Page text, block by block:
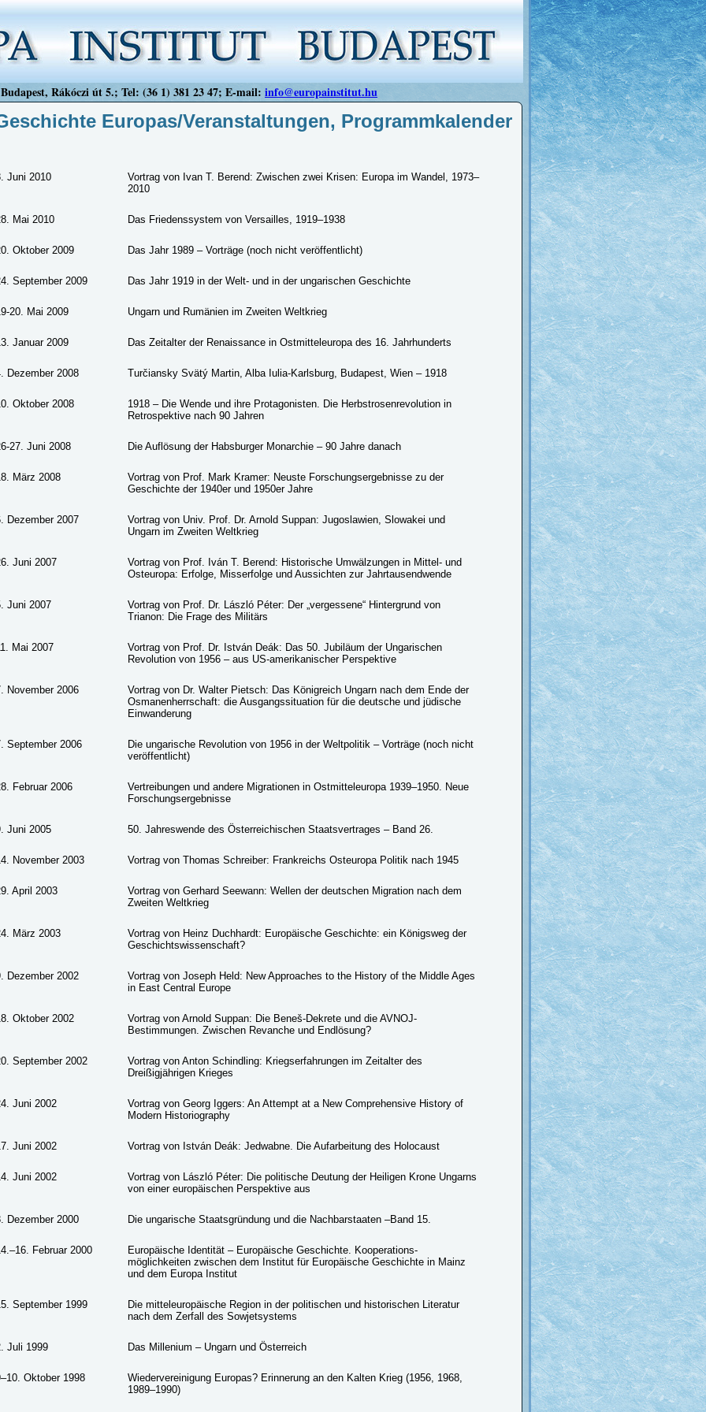
Rákóczi út 5.; Tel: (36 1) 381 23 47; E-mail: info@europainstitut.hu
Europas/Veranstaltungen, Programmkalender
Juni 2010
Vortrag von Ivan T. Berend: Zwischen zwei Krisen: Europa im Wandel, 1973–
2010
Mai 2010 Das Friedenssystem von Versailles, 1919–1938
Oktober 2009 Das Jahr 1989 – Vorträge (noch nicht veröffentlicht)
September 2009 Das Jahr 1919 in der Welt- und in der ungarischen Geschichte
20. Mai 2009 Ungarn und Rumänien im Zweiten Weltkrieg
Januar 2009 Das Zeitalter der Renaissance in Ostmitteleuropa des 16. Jahrhunderts
Dezember 2008 Turčiansky Svätý Martin, Alba Iulia-Karlsburg, Budapest, Wien – 1918
Oktober 2008
1918 – Die Wende und ihre Protagonisten. Die Herbstrosenrevolution in
Retrospektive nach 90 Jahren
27. Juni 2008 Die Auflösung der Habsburger Monarchie – 90 Jahre danach
März 2008
Vortrag von Prof. Mark Kramer: Neuste Forschungsergebnisse zu der
Geschichte der 1940er und 1950er Jahre
Dezember 2007
Vortrag von Univ. Prof. Dr. Arnold Suppan: Jugoslawien, Slowakei und
Ungarn im Zweiten Weltkrieg
Juni 2007
Vortrag von Prof. Iván T. Berend: Historische Umwälzungen in Mittel- und
Osteuropa: Erfolge, Misserfolge und Aussichten zur Jahrtausendwende
Juni 2007
Vortrag von Prof. Dr. László Péter: Der „vergessene“ Hintergrund von
Trianon: Die Frage des Militärs
Mai 2007
Vortrag von Prof. Dr. István Deák: Das 50. Jubiläum der Ungarischen
Revolution von 1956 – aus US-amerikanischer Perspektive
November 2006
Vortrag von Dr. Walter Pietsch: Das Königreich Ungarn nach dem Ende der
Osmanenherrschaft: die Ausgangssituation für die deutsche und jüdische
Einwanderung
September 2006
Die ungarische Revolution von 1956 in der Weltpolitik – Vorträge (noch nicht
veröffentlicht)
Februar 2006
Vertreibungen und andere Migrationen in Ostmitteleuropa 1939–1950. Neue
Forschungsergebnisse
Juni 2005 50. Jahreswende des Österreichischen Staatsvertrages – Band 26.
November 2003 Vortrag von Thomas Schreiber: Frankreichs Osteuropa Politik nach 1945
April 2003
Vortrag von Gerhard Seewann: Wellen der deutschen Migration nach dem
Zweiten Weltkrieg
März 2003
Vortrag von Heinz Duchhardt: Europäische Geschichte: ein Königsweg der
Geschichtswissenschaft?
Dezember 2002
Vortrag von Joseph Held: New Approaches to the History of the Middle Ages
in East Central Europe
Oktober 2002
Vortrag von Arnold Suppan: Die Beneš-Dekrete und die AVNOJ-
Bestimmungen. Zwischen Revanche und Endlösung?
September 2002
Vortrag von Anton Schindling: Kriegserfahrungen im Zeitalter des
Dreißigjährigen Krieges
Juni 2002
Vortrag von Georg Iggers: An Attempt at a New Comprehensive History of
Modern Historiography
Juni 2002 Vortrag von István Deák: Jedwabne. Die Aufarbeitung des Holocaust
Juni 2002
Vortrag von László Péter: Die politische Deutung der Heiligen Krone Ungarns
von einer europäischen Perspektive aus
Dezember 2000 Die ungarische Staatsgründung und die Nachbarstaaten –Band 15.
Februar 2000
Europäische Identität – Europäische Geschichte. Kooperations-
möglichkeiten zwischen dem Institut für Europäische Geschichte in Mainz
und dem Europa Institut
September 1999
Die mitteleuropäische Region in der politischen und historischen Literatur
nach dem Zerfall des Sowjetsystems
Juli 1999 Das Millenium – Ungarn und Österreich
Oktober 1998
Wiedervereinigung Europas? Erinnerung an den Kalten Krieg (1956, 1968,
1989–1990)